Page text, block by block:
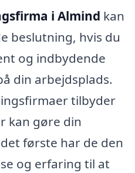
i Almind kan
beslutning, hvis du
og indbydende
din arbejdsplads.
tilbyder
kan gøre din
første har de den
og erfaring til at